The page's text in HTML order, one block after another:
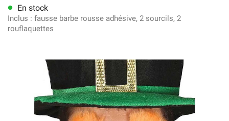
lens En stock
Inclus : fausse barbe rousse adhésive, 2 sourcils, 2
rouflaquettes